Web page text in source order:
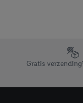
Footerelement met
Gratis